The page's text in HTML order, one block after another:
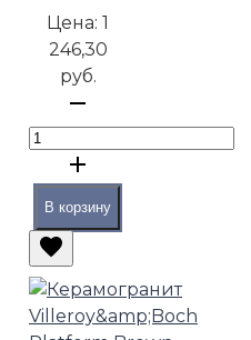
Цена:1
246,30
руб.
В корзину